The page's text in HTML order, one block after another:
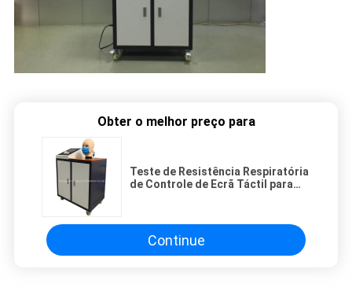
Obter o melhor preço para
Teste de Resistência Respiratória
de Controle de Ecrã Táctil para
Continue